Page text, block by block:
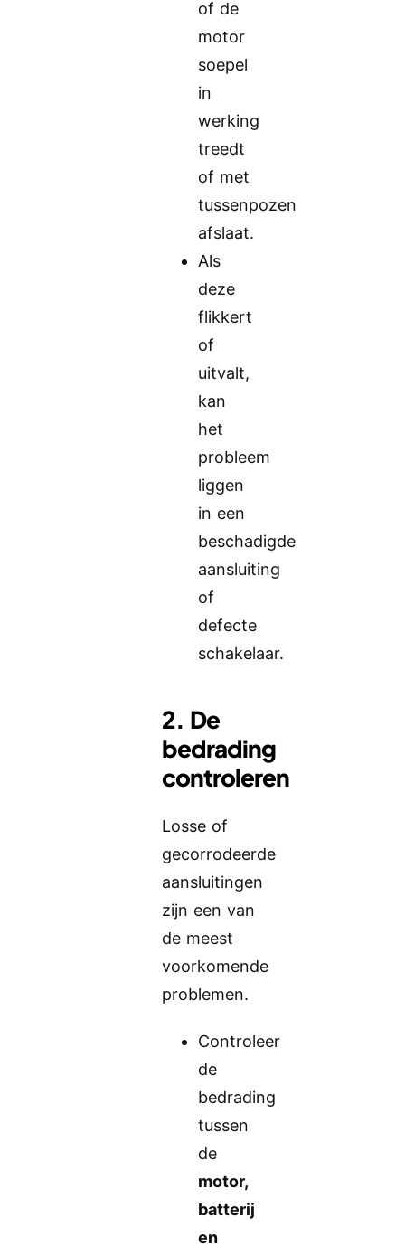
of de
motor
soepel
in
werking
treedt
of met
tussenpozen
afslaat.
Als
deze
flikkert
of
uitvalt,
kan
het
probleem
liggen
in een
beschadigde
aansluiting
of
defecte
schakelaar.
2. De
bedrading
controleren
Losse of
gecorrodeerde
aansluitingen
zijn een van
de meest
voorkomende
problemen.
Controleer
de
bedrading
tussen
de
motor,
batterij
en